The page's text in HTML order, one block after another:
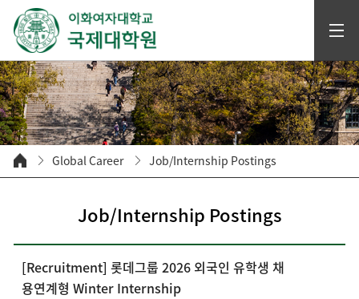
Global Career Job/Internship Postings
Job/Internship Postings
[Recruitment] 롯데그룹 2026 외국인 유학생 채
용연계형 Winter Internship